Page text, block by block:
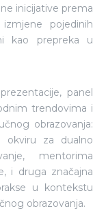
inicijative prema
pojedinih
kao prepreka u
panel
trendovima i
obrazovanja:
okviru za dualno
mentorima
i druga značajna
u kontekstu
obrazovanja.